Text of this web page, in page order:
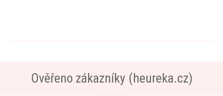
Ověřeno zákazníky (heureka.cz)